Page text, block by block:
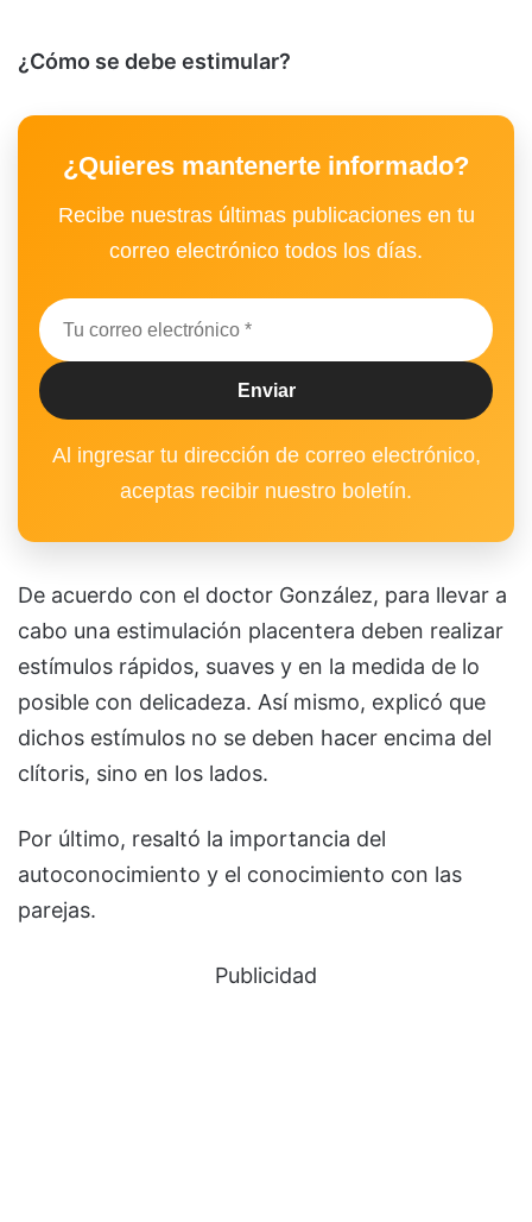
¿Cómo se debe estimular?
¿Quieres mantenerte informado?
Recibe nuestras últimas publicaciones en tu
correo electrónico todos los días.
Al ingresar tu dirección de correo electrónico,
aceptas recibir nuestro boletín.
De acuerdo con el doctor González, para llevar a
cabo una estimulación placentera deben realizar
estímulos rápidos, suaves y en la medida de lo
posible con delicadeza. Así mismo, explicó que
dichos estímulos no se deben hacer encima del
clítoris, sino en los lados.
Por último, resaltó la importancia del
autoconocimiento y el conocimiento con las
parejas.
Publicidad